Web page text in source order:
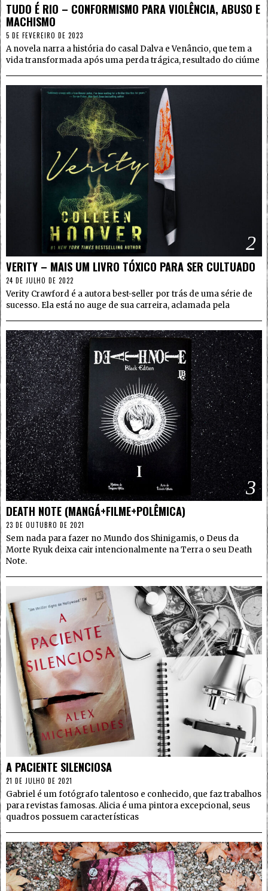
TUDO É RIO – CONFORMISMO PARA VIOLÊNCIA, ABUSO E
MACHISMO
5 DE FEVEREIRO DE 2023
A novela narra a história do casal Dalva e Venâncio, que tem a
vida transformada após uma perda trágica, resultado do ciúme
2
VERITY – MAIS UM LIVRO TÓXICO PARA SER CULTUADO
24 DE JULHO DE 2022
Verity Crawford é a autora best-seller por trás de uma série de
sucesso. Ela está no auge de sua carreira, aclamada pela
3
DEATH NOTE (MANGÁ+FILME+POLÊMICA)
23 DE OUTUBRO DE 2021
Sem nada para fazer no Mundo dos Shinigamis, o Deus da
Morte Ryuk deixa cair intencionalmente na Terra o seu Death
Note.
4
A PACIENTE SILENCIOSA
21 DE JULHO DE 2021
Gabriel é um fotógrafo talentoso e conhecido, que faz trabalhos
para revistas famosas. Alicia é uma pintora excepcional, seus
quadros possuem características